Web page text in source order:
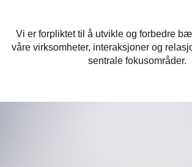
Vi er forpliktet til å utvikle og forbedre
våre virksomheter, interaksjoner og
sentrale fokusområder.